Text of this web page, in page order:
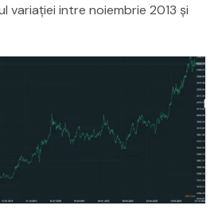
variației intre noiembrie 2013 și